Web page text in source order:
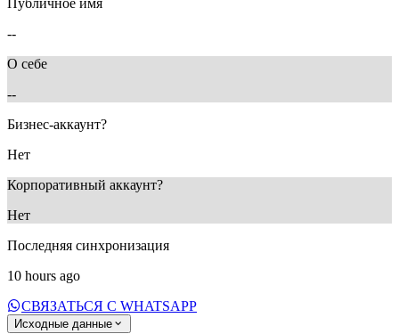
--
О себе
--
Бизнес-аккаунт?
Нет
Корпоративный аккаунт?
Нет
Последняя синхронизация
10 hours ago
СВЯЗАТЬСЯ С WHATSAPP
Исходные данные